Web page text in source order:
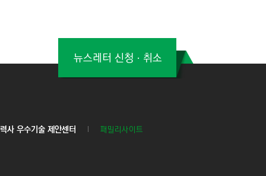
뉴스레터 신청ㆍ취소
사 우수기술 제안센터 패밀리사이트